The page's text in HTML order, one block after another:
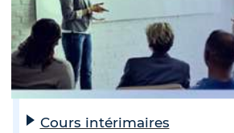
Cours intérimaires